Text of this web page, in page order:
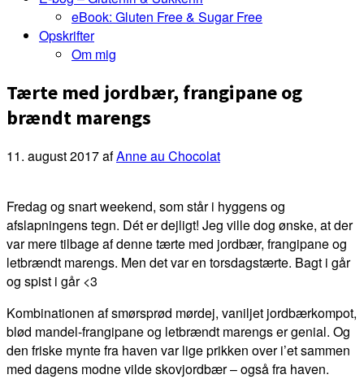
eBook: Gluten Free & Sugar Free
Opskrifter
Om mig
Tærte med jordbær, frangipane og
brændt marengs
11. august 2017afAnne au Chocolat
Fredag og snart weekend, som står i hyggens og
afslapningens tegn. Dét er dejligt! Jeg ville dog ønske, at der
var mere tilbage af denne tærte med jordbær, frangipane og
letbrændt marengs. Men det var en torsdagstærte. Bagt i går
og spist i går <3
Kombinationen af smørsprød mørdej, vaniljet jordbærkompot,
blød mandel-frangipane og letbrændt marengs er genial. Og
den friske mynte fra haven var lige prikken over i’et sammen
med dagens modne vilde skovjordbær – også fra haven.